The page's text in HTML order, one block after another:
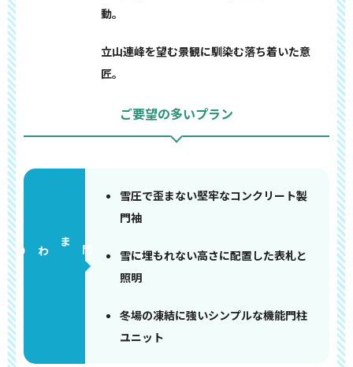
動。
立山連峰を望む景観に馴染む落ち着いた意
匠。
ご要望の多いプラン
門まわり
雪圧で歪まない堅牢なコンクリート製
門袖
雪に埋もれない高さに配置した表札と
照明
冬場の凍結に強いシンプルな機能門柱
ユニット